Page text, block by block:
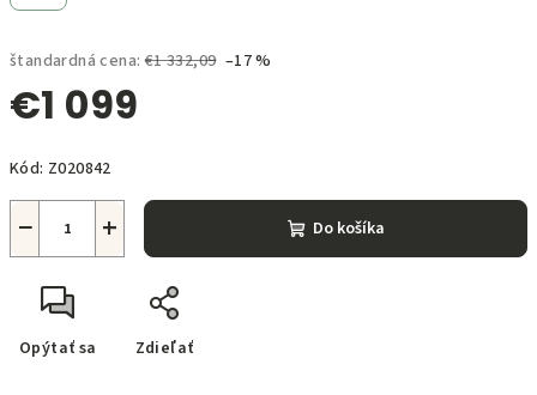
štandardná cena: €1 332,09 –17 %
€1 099
cena:
Kód: Z020842
+
− Do košíka
Opýtať sa Zdieľať
R
M
O